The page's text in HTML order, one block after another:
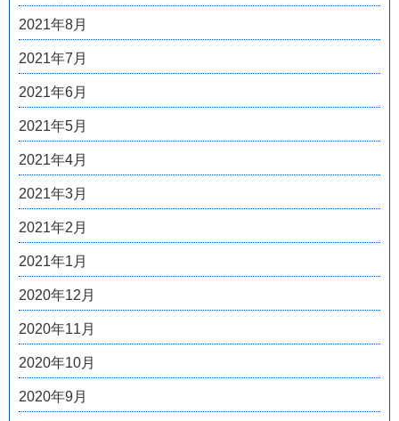
2021年8月
2021年7月
2021年6月
2021年5月
2021年4月
2021年3月
2021年2月
2021年1月
2020年12月
2020年11月
2020年10月
2020年9月